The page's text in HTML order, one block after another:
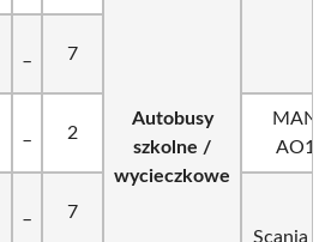
Autobusy
szkolne /
wycieczkowe
7
2
MAN
AO1
7
Scania